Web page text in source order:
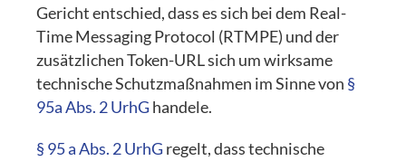
Gericht entschied, dass es sich bei dem Real-
Time Messaging Protocol (RTMPE) und der
zusätzlichen Token-URL sich um wirksame
technische Schutzmaßnahmen im Sinne von §
95a Abs. 2 UrhG handele.
§ 95 a Abs. 2 UrhG regelt, dass technische